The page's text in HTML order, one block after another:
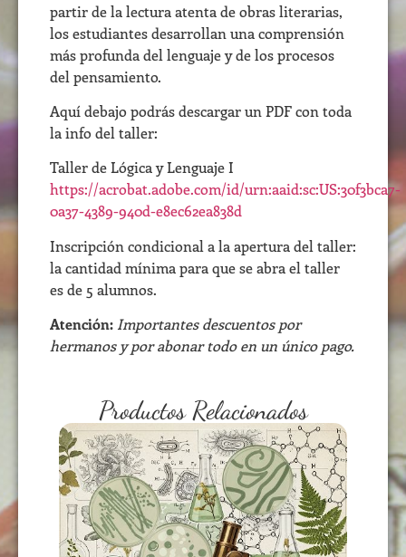
partir de la lectura atenta de obras literarias,
los estudiantes desarrollan una comprensión
más profunda del lenguaje y de los procesos
del pensamiento.
Aquí debajo podrás descargar un PDF con toda
la info del taller:
Taller de Lógica y Lenguaje I
https://acrobat.adobe.com/id/urn:aaid:sc:US:30f3bca7-
0a37-4389-940d-e8ec62ea838d
Inscripción condicional a la apertura del taller:
la cantidad mínima para que se abra el taller
es de 5 alumnos.
Atención: Importantes descuentos por
hermanos y por abonar todo en un único pago.
Productos Relacionados